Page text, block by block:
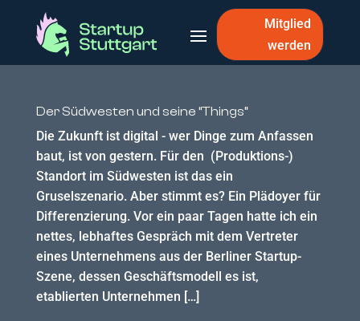
Mitglied
werden
Der Südwesten und seine “Things”
Die Zukunft ist digital - wer Dinge zum Anfassen
baut, ist von gestern. Für den (Produktions-)
Standort im Südwesten ist das ein
Gruselszenario. Aber stimmt es? Ein Plädoyer für
Differenzierung. Vor ein paar Tagen hatte ich ein
nettes, lebhaftes Gespräch mit dem Vertreter
eines Unternehmens aus der Berliner Startup-
Szene, dessen Geschäftsmodell es ist,
etablierten Unternehmen […]